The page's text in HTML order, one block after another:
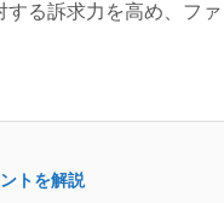
る訴求力を高め、ファ
トを解説